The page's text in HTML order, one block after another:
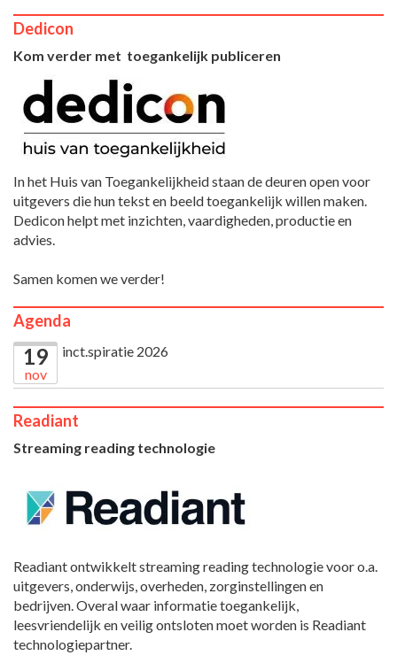
Dedicon
Kom verder met toegankelijk publiceren
In het Huis van Toegankelijkheid staan de deuren open voor
uitgevers die hun tekst en beeld toegankelijk willen maken.
Dedicon helpt met inzichten, vaardigheden, productie en
advies.
Samen komen we verder!
Agenda
19
nov
inct.spiratie 2026
Readiant
Streaming reading technologie
Readiant ontwikkelt streaming reading technologie voor o.a.
uitgevers, onderwijs, overheden, zorginstellingen en
bedrijven. Overal waar informatie toegankelijk,
leesvriendelijk en veilig ontsloten moet worden is Readiant
technologiepartner.